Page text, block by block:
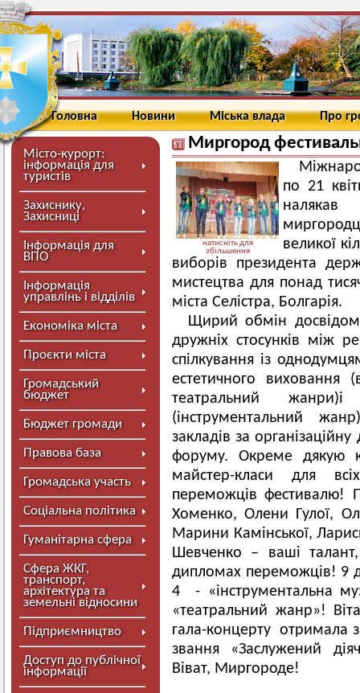
Головна Новини Міська влада Про
Місто-курорт:
інформація для
туристів
Захиснику,
Захисниці
Інформація для
ВПО
Інформація
управлінь і відділів
Економіка міста
Проєкти міста
Громадський
бюджет
Бюджет громади
Правова база
Громадська участь
Соціальна політика
Гуманітарна сфера
Сфера ЖКГ,
транспорт,
архітектура та
земельні відносини
Підприємництво
Доступ до публічної
інформації
Миргород
натисніть для
збільшення
по 21
великої
виборів президента
мистецтва для понад
міста Селістра, Болгарія.
Щирий обмін
дружніх стосунків між
спілкування із
естетичного виховання
театральний
(інструментальний
закладів за
форуму. Окреме дякую
майстер-класи для
переможців фестивалю!
Хоменко, Олени Гулої,
Марини Камінської,
Шевченко – ваші
дипломах переможців! 9
4 - «інструментальна
«театральний жанр»!
гала-концерту отримала
звання «Заслужений
Віват, Миргороде!